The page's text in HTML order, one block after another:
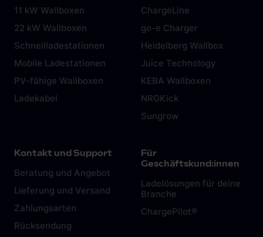
11 kW Wallboxen
22 kW Wallboxen
Schnellladestationen
Mobile Ladestationen
PV-fähige Wallboxen
Ladekabel
ChargeLine
go-e Charger
Heidelberg Wallbox
Juice Technology
KEBA Wallboxen
NRGKick
Sungrow
Kontakt und Support
Beratung und Angebot
Lieferung und Versand
Zahlungsarten
Rücksendung
Für
Geschäftskund:innen
Ladelösungen für deine
Branche
ChargePilot®